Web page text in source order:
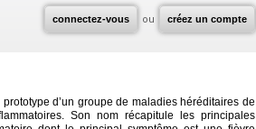
connectez-vous ou créez un compte
d’un groupe de maladies héréditaires de
Son nom récapitule les principales